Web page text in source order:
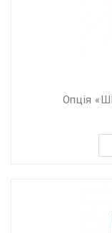
Опція